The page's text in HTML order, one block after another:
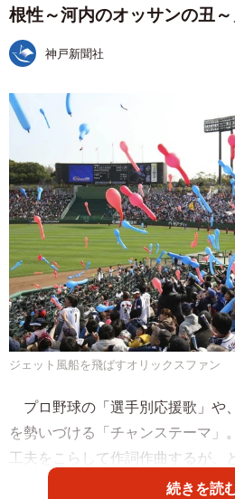
根性～河内のオッサンの丑～
神戸新聞社
ジェット風船を飛ばすオリックスファン
プロ野球の「選手別応援歌」や
を勢いづける「チャンステーマ」
工夫をこらして作詞作曲するが、
ファローズの応援歌は「かっこい
続きを読